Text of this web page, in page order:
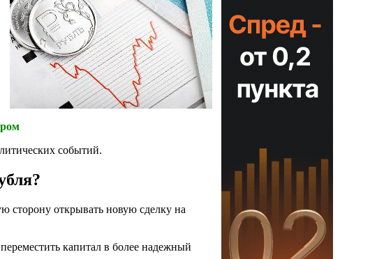
событий.
сторону открывать новую сделку на
капитал в более надежный